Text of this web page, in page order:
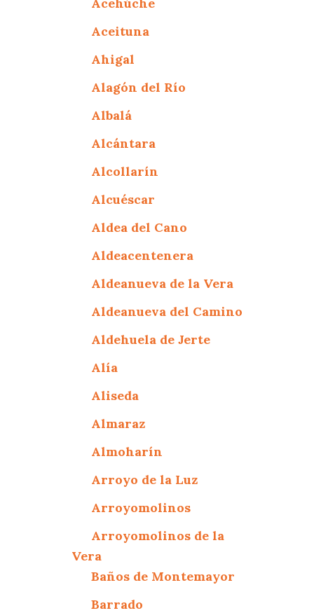
Aceituna
Ahigal
Alagón del Río
Albalá
Alcántara
Alcollarín
Alcuéscar
Aldea del Cano
Aldeacentenera
Aldeanueva de la Vera
Aldeanueva del Camino
Aldehuela de Jerte
Alía
Aliseda
Almaraz
Almoharín
Arroyo de la Luz
Arroyomolinos
Arroyomolinos de la
Vera
Baños de Montemayor
Barrado